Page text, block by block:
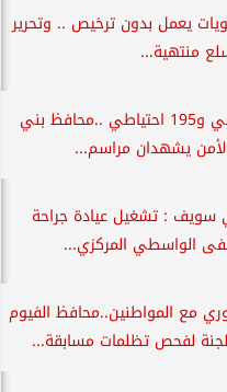
يعمل بدون ترخيص .. وتحرير
منتهية...
فوز 389 أساسي و195 احتياطي ..محافظ بني
يشهدان مراسم...
: تشغيل عيادة جراحة
الواسطي المركزي...
مع المواطنين..محافظ الفيوم
لفحص تظلمات مسابقة...